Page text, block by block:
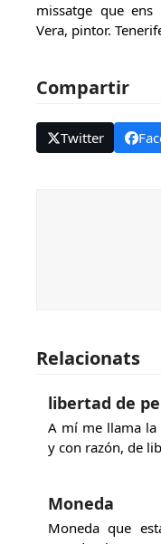
missatge que
Vera, pintor.
Compartir
Twitter
Relacionats
libertad de
A mí me llama la
y con razón, de
Moneda
Moneda que